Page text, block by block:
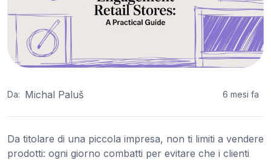
Da: Michal Paluš 6 mesi fa
Da titolare di una piccola impresa, non ti limiti a vendere
prodotti: ogni giorno combatti per evitare che i clienti